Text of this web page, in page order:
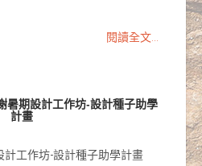
閱讀全文...
暑期設計工作坊-設計種子助學
計畫
計工作坊-設計種子助學計畫